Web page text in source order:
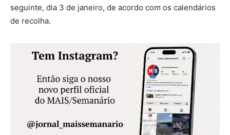
seguinte, dia 3 de janeiro, de acordo com os calendários
de recolha.